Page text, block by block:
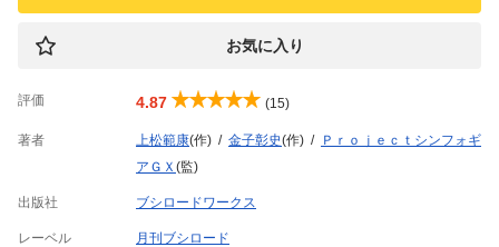
お気に入り
評価 4.87 (15)
著者 上松範康(作) 金子彰史(作)
Ｐｒｏｊｅｃｔシンフォギ
アＧＸ (監)
出版社 ブシロードワークス
レーベル 月刊ブシロード